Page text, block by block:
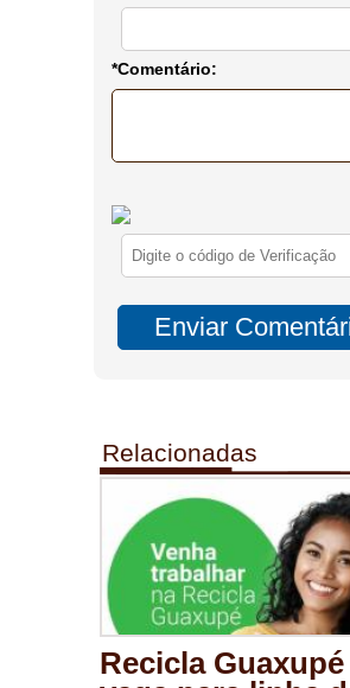
*Comentário:
Relacionadas
Recicla